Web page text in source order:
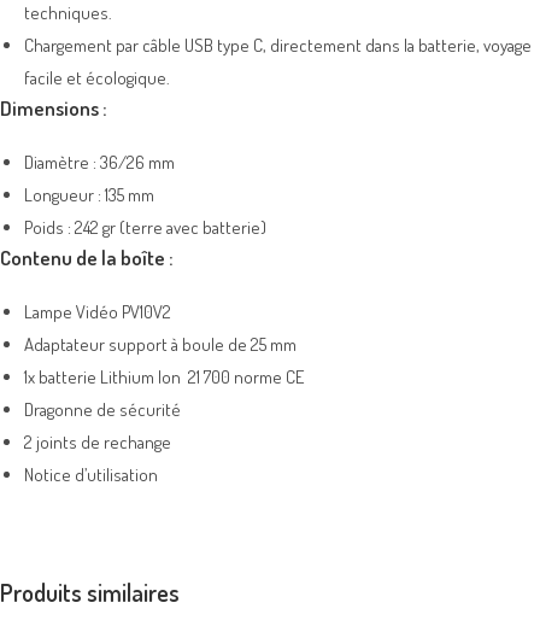
techniques.
Chargement par câble USB type C, directement dans la batterie, voyage
facile et écologique.
Dimensions :
Diamètre : 36/26 mm
Longueur : 135 mm
Poids : 242 gr (terre avec batterie)
Contenu de la boîte :
Lampe Vidéo PV10V2
Adaptateur support à boule de 25 mm
1x batterie Lithium Ion 21 700 norme CE
Dragonne de sécurité
2 joints de rechange
Notice d’utilisation
Produits similaires